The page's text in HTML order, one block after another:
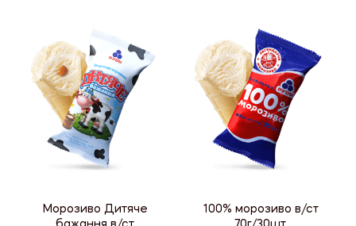
Морозиво Дитяче
100% морозиво в/ст